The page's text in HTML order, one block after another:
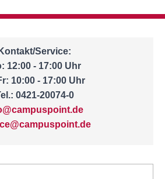
Kontakt/Service:
12:00 - 17:00 Uhr
10:00 - 17:00 Uhr
0421-20074-0